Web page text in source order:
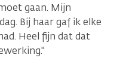
gaan. Mijn
Bij haar gaf ik elke
Heel fijn dat dat